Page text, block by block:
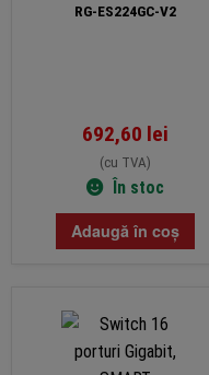
RG-ES224GC-V2
692,60 lei
(cu TVA)
În stoc
Adaugă în coș